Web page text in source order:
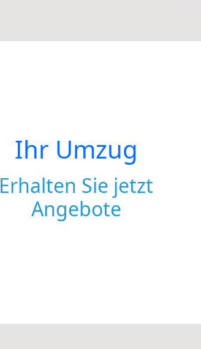
Ihr Umzug
Erhalten Sie jetzt
Angebote